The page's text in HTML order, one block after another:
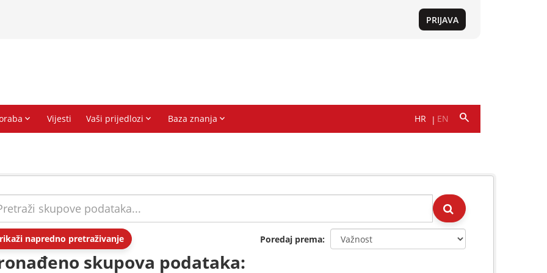
napredno pretraživanje Poredaj prema
skupova podataka: